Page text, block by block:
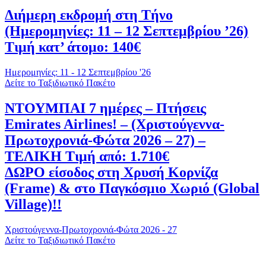
Διήμερη εκδρομή στη Τήνο
(Ημερομηνίες: 11 – 12 Σεπτεμβρίου ’26)
Τιμή κατ’ άτομο: 140€
Ημερομηνίες: 11 - 12 Σεπτεμβρίου '26
Δείτε το Ταξιδιωτικό Πακέτο
ΝΤΟΥΜΠΑΙ 7 ημέρες – Πτήσεις
Emirates Airlines! – (Χριστούγεννα-
Πρωτοχρονιά-Φώτα 2026 – 27) –
ΤΕΛΙΚΗ Τιμή από: 1.710€
ΔΩΡΟ είσοδος στη Χρυσή Κορνίζα
(Frame) & στο Παγκόσμιο Χωριό (Global
Village)!!
Χριστούγεννα-Πρωτοχρονιά-Φώτα 2026 - 27
Δείτε το Ταξιδιωτικό Πακέτο